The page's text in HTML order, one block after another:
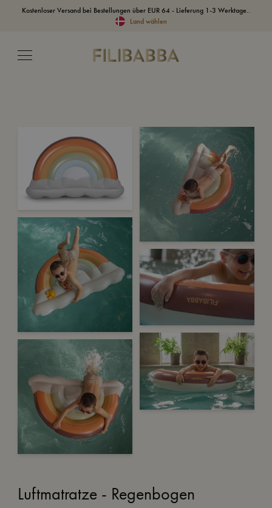
Kostenloser Versand bei Bestellungen über EUR 64 - Lieferung 1-3 Werktage..
Land wählen
Luftmatratze - Regenbogen